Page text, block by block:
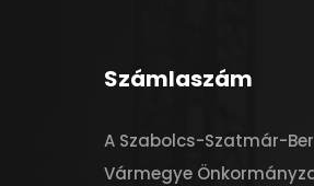
Számlaszám
A Szabolcs-Szatmár-
Vármegye